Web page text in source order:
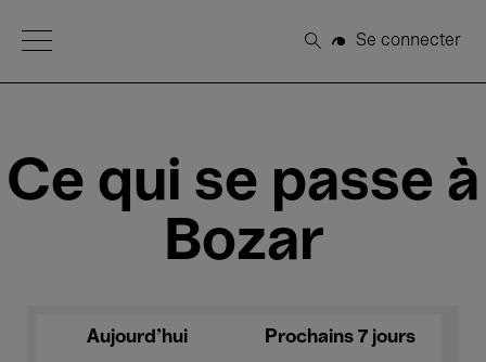
Open Menu
Rechercher
Se connecter
Ce qui se passe à
Bozar
Aujourd'hui Prochains 7 jours